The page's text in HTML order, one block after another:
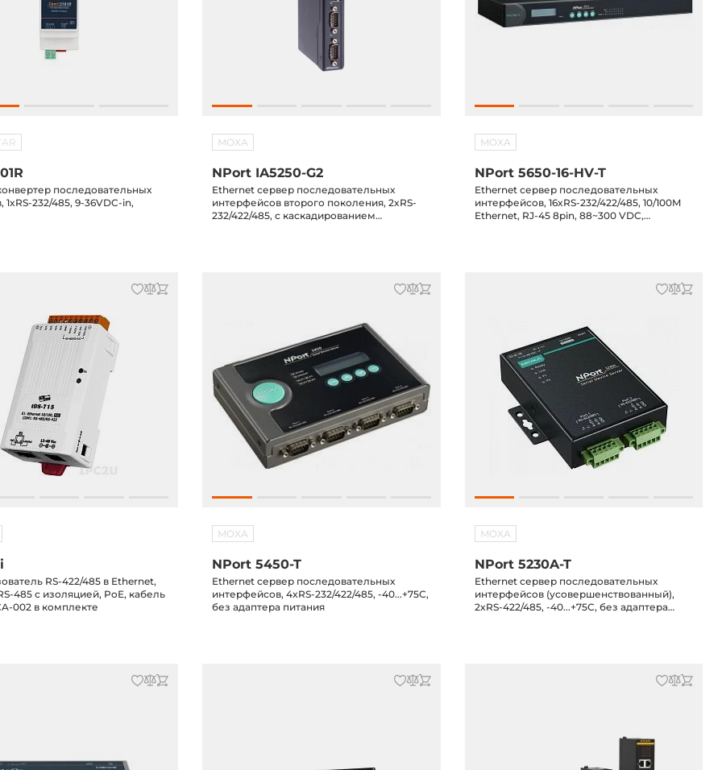
последовательных
1xRS-232/485, 9-36VDC-in,
MOXA
NPort IA5250-G2
Ethernet сервер последовательных
интерфейсов второго поколения, 2xRS-
232/422/485, с каскадированием
MOXA
NPort 5650-16-HV-T
Ethernet сервер последовательных
интерфейсов, 16xRS-232/422/485, 10/100M
Ethernet, RJ-45 8pin, 88~300 VDC,
RS-422/485 в Ethernet,
485 с изоляцией, PoE, кабель
002 в комплекте
MOXA
NPort 5450-T
Ethernet сервер последовательных
интерфейсов, 4xRS-232/422/485, -40...+75С,
без адаптера питания
MOXA
NPort 5230A-T
Ethernet сервер последовательных
интерфейсов (усовершенствованный),
2xRS-422/485, -40...+75С, без адаптера